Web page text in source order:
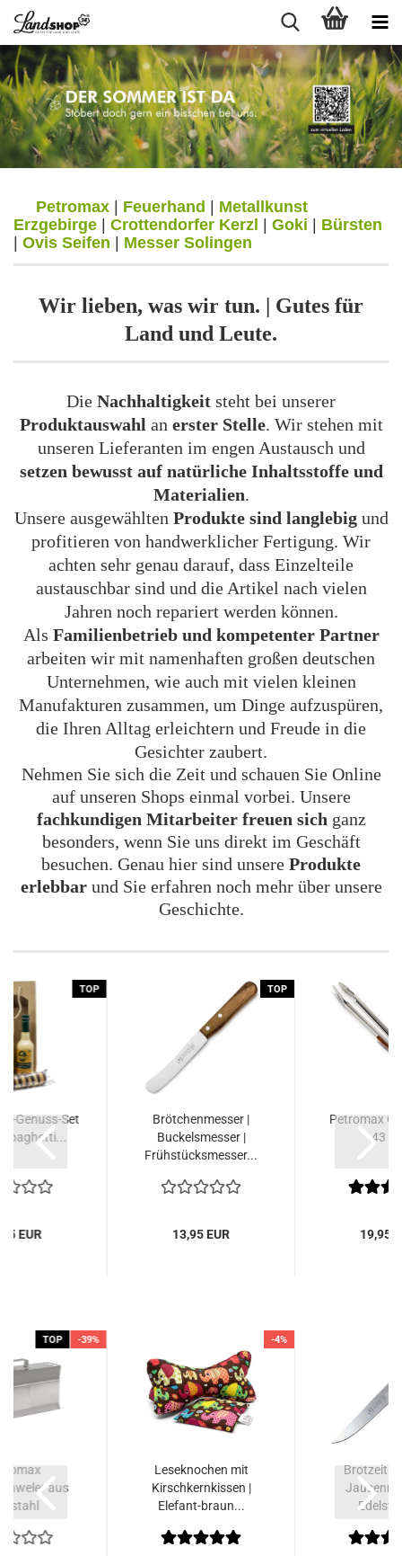
Petromax | Feuerhand | Metallkunst
Erzgebirge | Crottendorfer Kerzl | Goki | Bürsten
| Ovis Seifen | Messer Solingen
Wir lieben, was wir tun. | Gutes für
Land und Leute.
Die Nachhaltigkeit steht bei unserer
Produktauswahl an erster Stelle. Wir stehen mit
unseren Lieferanten im engen Austausch und
setzen bewusstauf natürliche Inhaltsstoffe und
Materialien.
Unsere ausgewählten Produkte sind langlebigund
profitieren von handwerklicher Fertigung. Wir
achten sehr genau darauf, dass Einzelteile
austauschbar sind und die Artikel nach vielen
Jahren noch repariert werden können.
Als Familienbetrieb und kompetenter Partner
arbeiten wir mit namenhaften großen deutschen
Unternehmen, wie auch mit vielen kleinen
Manufakturen zusammen, um Dinge aufzuspüren,
die Ihren Alltag erleichtern und Freude in die
Gesichter zaubert.
Nehmen Sie sich die Zeit und schauen Sie Online
auf unseren Shops einmal vorbei. Unsere
fachkundigen Mitarbeiter freuen sich ganz
besonders, wenn Sie uns direkt im Geschäft
besuchen. Genau hier sind unsere Produkte
erlebbarund Sie erfahren noch mehr über unsere
Geschichte.
TOP
Genuss-Set
EUR
TOP
Brötchenmesser |
Buckelsmesser |
Frühstücksmesser...
13,95 EUR
Petromax
43
19,95
TOP -39%
aus
-4%
Leseknochen mit
Kirschkernkissen |
Elefant-braun...